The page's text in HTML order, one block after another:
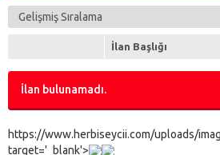
İlan Başlığı
İlan bulunamadı.
https://www.herbiseycii.com/uploads/
target='_blank'>